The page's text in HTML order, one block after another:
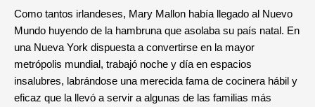
Como tantos irlandeses, Mary Mallon había llegado al Nuevo
Mundo huyendo de la hambruna que asolaba su país natal. En
una Nueva York dispuesta a convertirse en la mayor
metrópolis mundial, trabajó noche y día en espacios
insalubres, labrándose una merecida fama de cocinera hábil y
eficaz que la llevó a servir a algunas de las familias más